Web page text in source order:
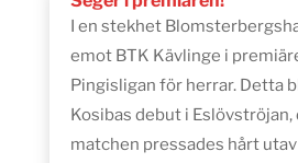
I en stekhet
emot BTK Kävlinge i
Pingisligan för herrar. Detta
Kosibas debut i Eslövströjan,
matchen pressades hårt